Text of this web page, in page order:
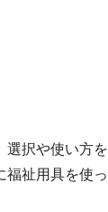
選択や使い方を
福祉用具を使っ